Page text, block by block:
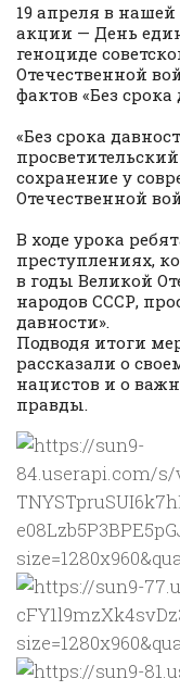
19 апреля в
акции — День
геноциде
Отечественной
фактов «Без срока
«Без срока
сохранение у
Отечественной
В ходе урока
преступлениях,
в годы Великой
народов СССР,
давности».
Подводя итоги
рассказали о
нацистов и о
правды.